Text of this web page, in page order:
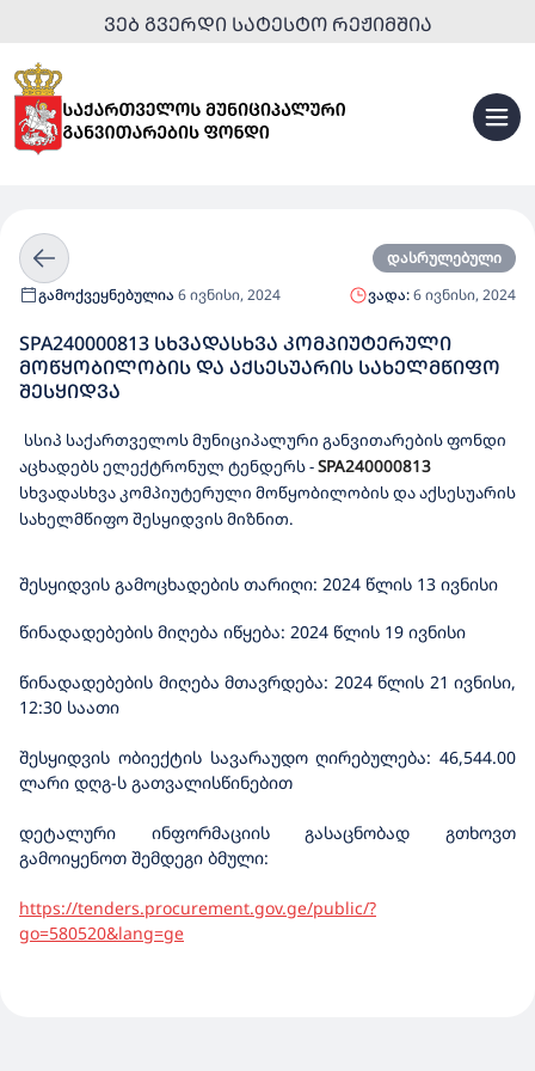
ᲕᲔᲑ ᲒᲕᲔᲠᲓᲘ ᲡᲐᲢᲔᲡᲢᲝ ᲠᲔᲟᲘᲛᲨᲘᲐ
დასრულებული
გამოქვეყნებულია 6 ივნისი, 2024 ვადა:6 ივნისი, 2024
SPA240000813 ᲡᲮᲕᲐᲓᲐᲡᲮᲕᲐ ᲙᲝᲛᲞᲘᲣᲢᲔᲠᲣᲚᲘ
ᲛᲝᲬᲧᲝᲑᲘᲚᲝᲑᲘᲡ ᲓᲐ ᲐᲥᲡᲔᲡᲣᲐᲠᲘᲡ ᲡᲐᲮᲔᲚᲛᲬᲘᲤᲝ
ᲨᲔᲡᲧᲘᲓᲕᲐ
სსიპ საქართველოს მუნიციპალური განვითარების ფონდი
აცხადებს ელექტრონულ ტენდერს-SPA240000813
სხვადასხვა კომპიუტერული მოწყობილობის და აქსესუარის
სახელმწიფო შესყიდვის მიზნით.
შესყიდვის გამოცხადების თარიღი: 2024 წლის 13 ივნისი
წინადადებების მიღება იწყება: 2024 წლის 19 ივნისი
წინადადებების მიღება მთავრდება: 2024 წლის 21 ივნისი,
12:30 საათი
შესყიდვის ობიექტის სავარაუდო ღირებულება: 46,544.00
ლარი დღგ-ს გათვალისწინებით
დეტალური ინფორმაციის გასაცნობად გთხოვთ
გამოიყენოთ შემდეგი ბმული:
https://tenders.procurement.gov.ge/public/?
go=580520&lang=ge